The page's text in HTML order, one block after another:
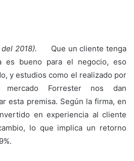
del 2018). Que un cliente tenga
es bueno para el negocio, eso
y estudios como el realizado por
Forrester nos dan
esta premisa. Según la firma, en
en experiencia al cliente
lo que implica un retorno